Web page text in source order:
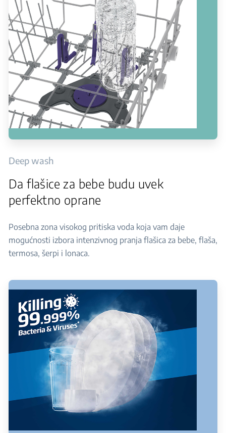
Deep wash
Da flašice za bebe budu uvek
perfektno oprane
Posebna zona visokog pritiska voda koja vam daje
mogućnosti izbora intenzivnog pranja flašica za bebe, flaša,
termosa, šerpi i lonaca.